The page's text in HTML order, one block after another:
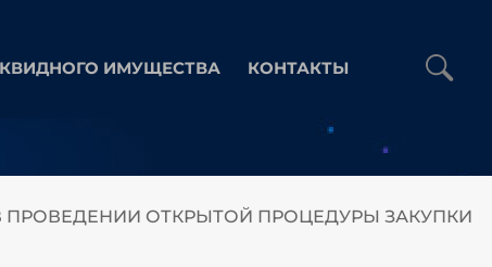
ИМУЩЕСТВА КОНТАКТЫ
ПРОВЕДЕНИИ ОТКРЫТОЙ ПРОЦЕДУРЫ ЗАКУПКИ